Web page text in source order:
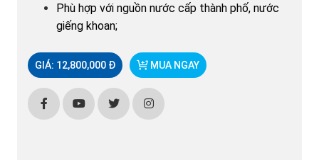
Phù hợp với nguồn nước cấp thành phố, nước
giếng khoan;
GIÁ: 12,800,000 Đ MUA NGAY